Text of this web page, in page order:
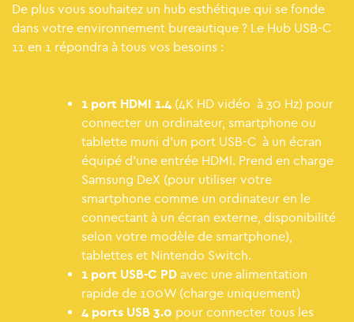
De plus vous souhaitez un hub esthétique qui se fonde
dans votre environnement bureautique ? Le Hub USB-C
11 en 1 répondra à tous vos besoins :
1 port HDMI 1.4 (4K HD vidéo à 30 Hz) pour
connecter un ordinateur, smartphone ou
tablette muni d'un port USB-C à un écran
équipé d'une entrée HDMI. Prend en charge
Samsung DeX (pour utiliser votre
smartphone comme un ordinateur en le
connectant à un écran externe, disponibilité
selon votre modèle de smartphone),
tablettes et Nintendo Switch.
1 port USB-C PD avec une alimentation
rapide de 100W (charge uniquement)
4 ports USB 3.0 pour connecter tous les